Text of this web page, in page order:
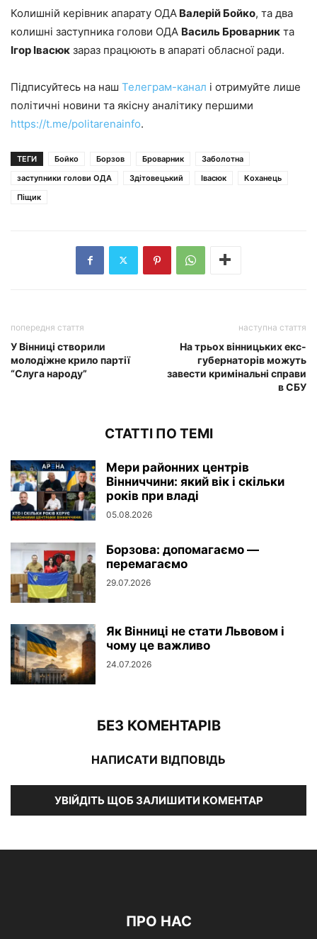
Колишній керівник апарату ОДА Валерій Бойко, та два
колишні заступника голови ОДА Василь Броварник та
Ігор Івасюк зараз працюють в апараті обласної ради.
Підписуйтесь на наш Телеграм-канал і отримуйте лише
політичні новини та якісну аналітику першими
https://t.me/politarenainfo.
ТЕГИ Бойко Борзов Броварник
Заболотна
заступники голови ОДА
Здітовецький Івасюк
Коханець
Піщик
попередня стаття
У Вінниці створили
молодіжне крило партії
“Слуга народу”
наступна стаття
На трьох вінницьких екс-
губернаторів можуть
завести кримінальні справи
в СБУ
СТАТТІ ПО ТЕМІ
Мери районних центрів
Вінниччини: який вік і скільки
років при владі
05.08.2026
Борзова: допомагаємо —
перемагаємо
29.07.2026
Як Вінниці не стати Львовом і
чому це важливо
24.07.2026
БЕЗ КОМЕНТАРІВ
НАПИСАТИ ВІДПОВІДЬ
УВІЙДІТЬ ЩОБ ЗАЛИШИТИ КОМЕНТАР
ПРО НАС